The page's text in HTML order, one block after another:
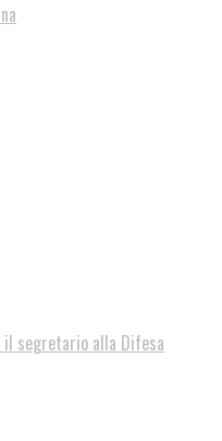
segretario alla Difesa